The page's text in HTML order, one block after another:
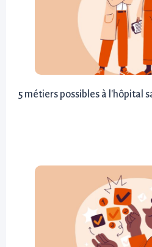
5 métiers possibles à l'hôpital